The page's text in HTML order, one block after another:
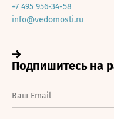
+7 495 956-34-58
info@vedomosti.ru